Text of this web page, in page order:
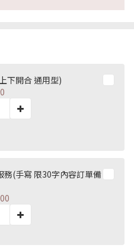
下開合 通用型)
務(手寫 限30字內容訂單備